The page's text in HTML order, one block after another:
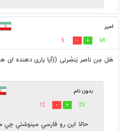
امیر
68
5
هَل مِن ناصر یَنصُرنی ((آیا یاری دهنده ای
بدون نام
23
12
حالا اين رو فارسي مينوشتي چي